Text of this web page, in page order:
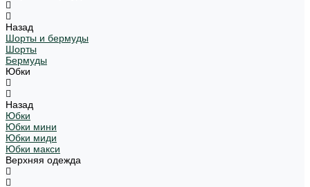
Назад
Шорты и бермуды
Шорты
Бермуды
Юбки
Назад
Юбки
Юбки мини
Юбки миди
Юбки макси
Верхняя одежда